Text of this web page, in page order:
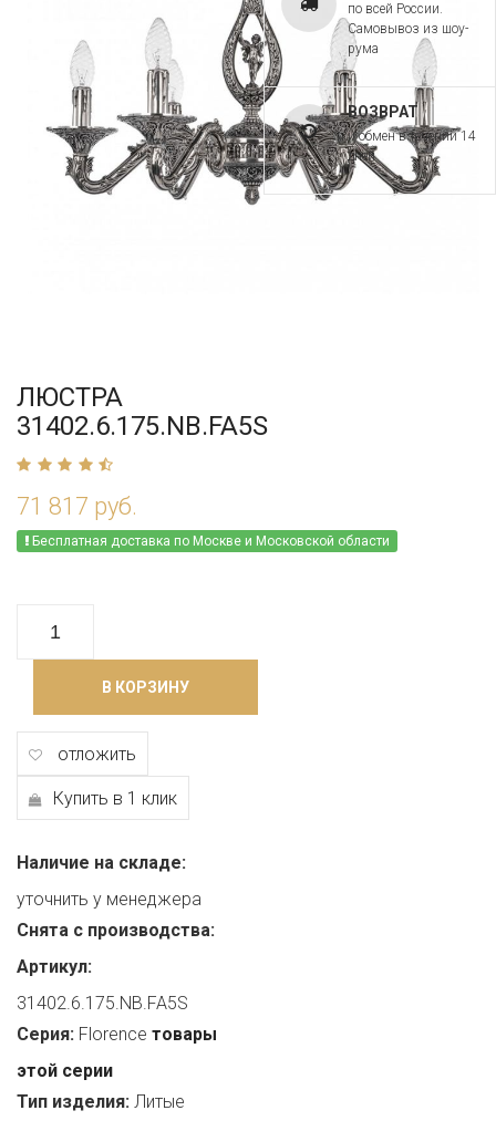
ЛЮСТРА
31402.6.175.NB.FA5S
71 817 руб.
Бесплатная доставка по Москве и Московской области
В КОРЗИНУ
отложить
Купить в 1 клик
Наличие на складе:
уточнить у менеджера
Снята с производства:
Артикул:
31402.6.175.NB.FA5S
Серия: Florence товары
этой серии
Тип изделия: Литые
по всей России.
Самовывоз из шоу-
рума
ВОЗВРАТ
и обмен в течении 14
дней